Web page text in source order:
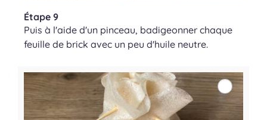
Étape 9
Puis à l'aide d'un pinceau, badigeonner chaque
feuille de brick avec un peu d'huile neutre.